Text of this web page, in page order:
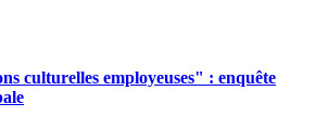
culturelles employeuses" : enquête